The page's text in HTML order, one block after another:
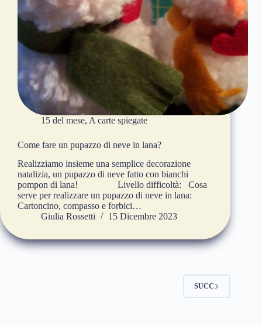
15 del mese, A carte spiegate
Come fare un pupazzo di neve in lana?
Realizziamo insieme una semplice decorazione
natalizia, un pupazzo di neve fatto con bianchi
pompon di lana! Livello difficoltà: Cosa
serve per realizzare un pupazzo di neve in lana:
Cartoncino, compasso e forbici…
Giulia Rossetti
15 Dicembre 2023
SUCC